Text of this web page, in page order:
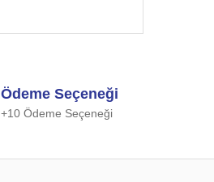
Ödeme Seçeneği
+10 Ödeme Seçeneği